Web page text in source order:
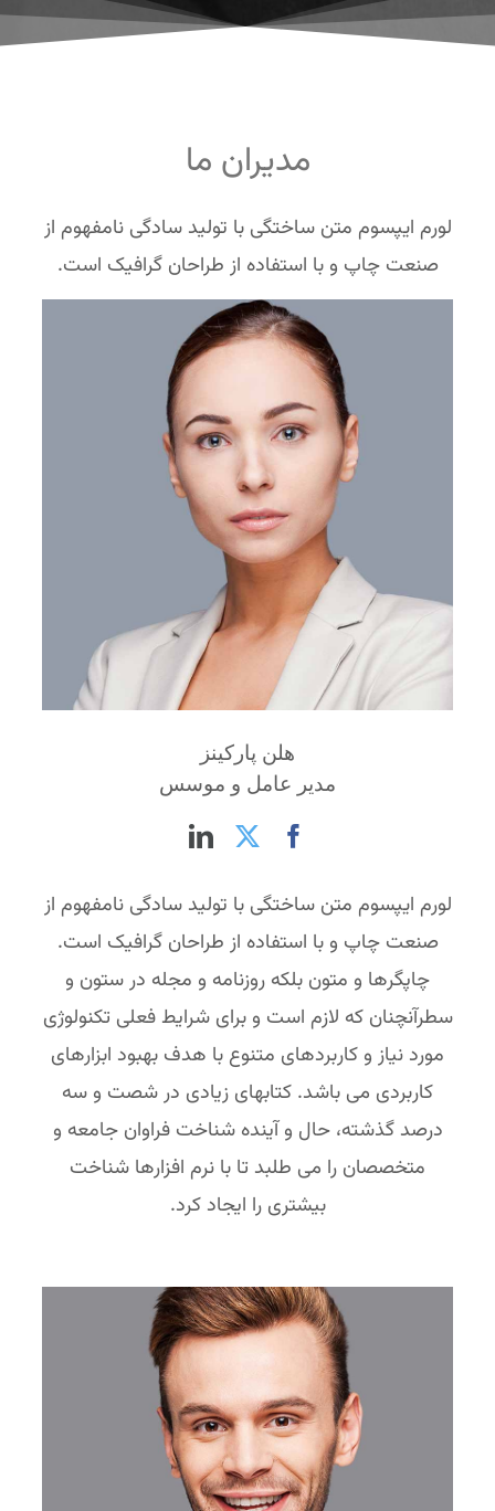
مدیران ما
لورم ایپسوم متن ساختگی با تولید سادگی نامفهوم از
صنعت چاپ و با استفاده از طراحان گرافیک است.
هلن پارکینز
مدیر عامل و موسس
لورم ایپسوم متن ساختگی با تولید سادگی نامفهوم از
صنعت چاپ و با استفاده از طراحان گرافیک است.
چاپگرها و متون بلکه روزنامه و مجله در ستون و
سطرآنچنان که لازم است و برای شرایط فعلی تکنولوژی
مورد نیاز و کاربردهای متنوع با هدف بهبود ابزارهای
کاربردی می باشد. کتابهای زیادی در شصت و سه
درصد گذشته، حال و آینده شناخت فراوان جامعه و
متخصصان را می طلبد تا با نرم افزارها شناخت
بیشتری را ایجاد کرد.